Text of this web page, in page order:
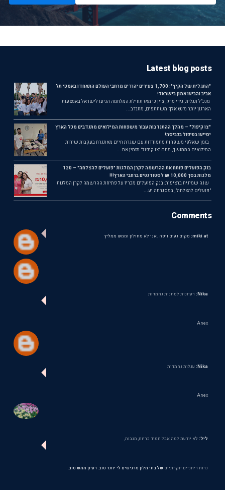
Latest blog posts
"התגלית של הקיץ": 1,700 צעירים יהודים מרחבי העולם התאחדו באמפי תל
אביב והביעו אמון בישראל!
מנכ"ל תגלית, גידי מרק, ציין כי מאז תחילת המלחמה הגיעו לישראל באמצעות
הארגון יותר מ־60 אלף משתתפים, מתנדב...
"צו קיפול" – מהלך ההתנדבות עבור משפחות המילואים מתנדבים מכל הארץ
יסייעו בטיפול בכביסה!
בזמן שאלפי משפחות מתמודדות עם שגרת חיים מאתגרת בעקבות שירות
המילואים הממושך, מיזם "צו קיפול" מזמין את ...
בנק הפועלים פותח את ההרשמה לקרן המלגות "פועלים להצלחה" – 120
מלגות בסך 10,000 ₪ לסטודנטים ברחבי הארץ!!!
שנה שמינית ברציפות: בנק הפועלים מכריז על פתיחת ההרשמה לקרן המלגות
"פועלים להצלחה", במסגרתה יע...
Comments
miki at: מקום נעים ויפה , אני לא מחולון וממש ממליץ
Nika: רעיונות למתנות נחמדות
Anex
Nika: עגלות נחמדות
Anex
ליל: לא יודעת למה אבל תמיד כריות, מגבות,
נרות ריחניים יוקרתיים של בתי מלון מרגישים לי יותר טוב. רעיון ממש טוב.